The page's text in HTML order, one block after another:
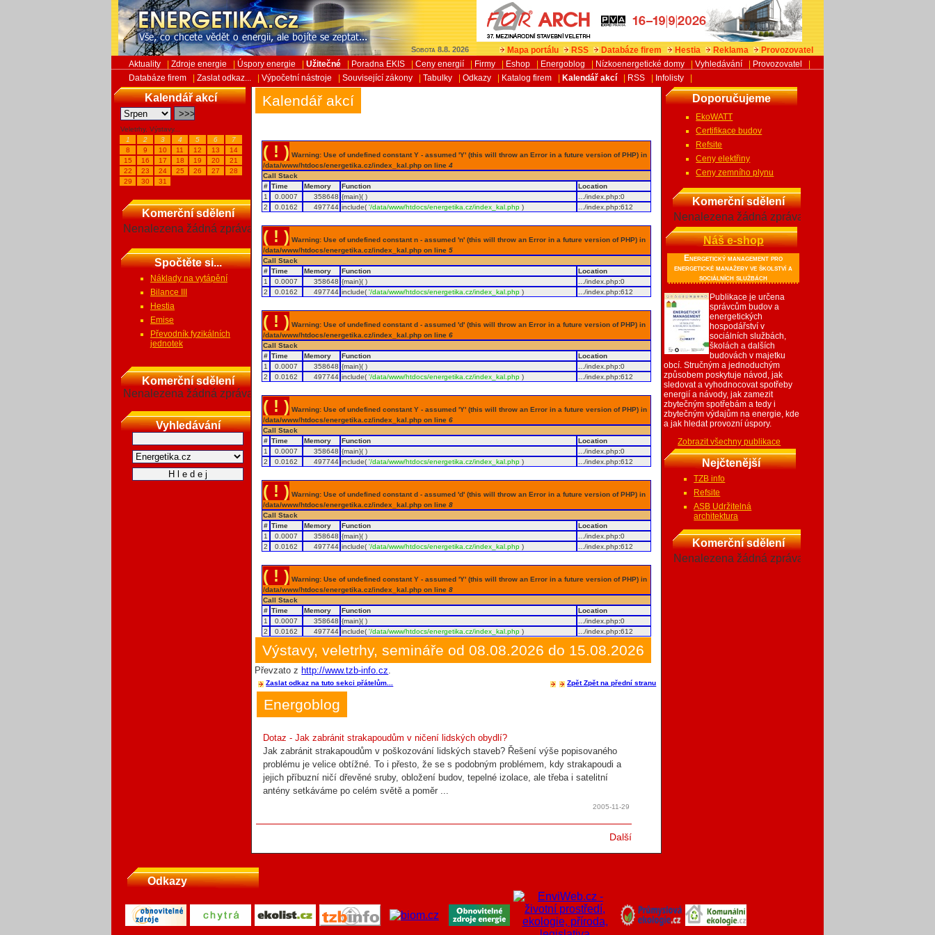
Sobota 8.8. 2026 Mapa portálu RSS Databáze firem Hestia Reklama
Provozovatel
Aktuality
Zdroje energie Úspory energie Užitečné Poradna EKIS Ceny energií Firmy Eshop Energoblog Nízkoenergetické domy Vyhledávání Provozovatel
Databáze firem
Zaslat odkaz... Výpočetní nástroje Související zákony Tabulky Odkazy Katalog firem Kalendář akcí RSS Infolisty
Kalendář akcí
Veletrhy, Výstavy...
1
2 3 4 5 6
7
8
9 10 11 12 13
14
15
16 17 18 19 20
21
22
23 24 25 26 27
28
29
30 31
Komerční sdělení
Nenalezena žádná zpráva
Spočtěte si...
Náklady na vytápění
Bilance III
Hestia
Emise
Převodník fyzikálních
jednotek
Komerční sdělení
Nenalezena žádná zpráva
Vyhledávání
Kalendář akcí
( ! ) Warning: Use of undefined constant Y - assumed 'Y' (this will throw an Error in a future version of PHP) in
/data/www/htdocs/energetika.cz/index_kal.php on line4
Call Stack
# Time Memory Function
Location
1
0.0007 358648 {main}( ) .../index.php:0
2
0.0162 497744 include('/data/www/htdocs/energetika.cz/index_kal.php ) .../index.php:612
( ! ) Warning: Use of undefined constant n - assumed 'n' (this will throw an Error in a future version of PHP) in
/data/www/htdocs/energetika.cz/index_kal.php on line5
Call Stack
# Time Memory Function
Location
1
0.0007 358648 {main}( ) .../index.php:0
2
0.0162 497744 include('/data/www/htdocs/energetika.cz/index_kal.php ) .../index.php:612
( ! ) Warning: Use of undefined constant d - assumed 'd' (this will throw an Error in a future version of PHP) in
/data/www/htdocs/energetika.cz/index_kal.php on line6
Call Stack
# Time Memory Function
Location
1
0.0007 358648 {main}( ) .../index.php:0
2
0.0162 497744 include('/data/www/htdocs/energetika.cz/index_kal.php ) .../index.php:612
( ! ) Warning: Use of undefined constant Y - assumed 'Y' (this will throw an Error in a future version of PHP) in
/data/www/htdocs/energetika.cz/index_kal.php on line6
Call Stack
# Time Memory Function
Location
1
0.0007 358648 {main}( ) .../index.php:0
2
0.0162 497744 include('/data/www/htdocs/energetika.cz/index_kal.php ) .../index.php:612
( ! ) Warning: Use of undefined constant d - assumed 'd' (this will throw an Error in a future version of PHP) in
/data/www/htdocs/energetika.cz/index_kal.php on line8
Call Stack
# Time Memory Function
Location
1
0.0007 358648 {main}( ) .../index.php:0
2
0.0162 497744 include('/data/www/htdocs/energetika.cz/index_kal.php ) .../index.php:612
( ! ) Warning: Use of undefined constant Y - assumed 'Y' (this will throw an Error in a future version of PHP) in
/data/www/htdocs/energetika.cz/index_kal.php on line8
Call Stack
# Time Memory Function
Location
1
0.0007 358648 {main}( ) .../index.php:0
2
0.0162 497744 include('/data/www/htdocs/energetika.cz/index_kal.php ) .../index.php:612
Výstavy, veletrhy, semináře od 08.08.2026 do 15.08.2026
Převzato z http://www.tzb-info.cz.
Zaslat odkaz na tuto sekci přátelům... ZpětZpět na přední stranu
Energoblog
Dotaz - Jak zabránit strakapoudům v ničení lidských obydlí?
Jak zabránit strakapoudům v poškozování lidských staveb? Řešení výše popisovaného
problému je velice obtížné. To i přesto, že se s podobným problémem, kdy strakapoudi a
jejich příbuzní ničí dřevěné sruby, obložení budov, tepelné izolace, ale třeba i satelitní
antény setkáváme po celém světě a poměr ...
2005-11-29
Další
Doporučujeme
EkoWATT
Certifikace budov
Refsite
Ceny elektřiny
Ceny zemního plynu
Komerční sdělení
Nenalezena žádná zpráva
Náš e-shop
Energetický management pro
energetické manažery ve školství a
sociálních službách
Publikace je určena
správcům budov a
energetických
hospodářství v
sociálních službách,
školách a dalších
budovách v majetku
obcí. Stručným a jednoduchým
způsobem poskytuje návod, jak
sledovat a vyhodnocovat spotřeby
energií a návody, jak zamezit
zbytečným spotřebám a tedy i
zbytečným výdajům na energie, kde
a jak hledat provozní úspory.
Zobrazit všechny publikace
Nejčtenější
TZB info
Refsite
ASB Udržitelná
architektura
Komerční sdělení
Nenalezena žádná zpráva
Odkazy